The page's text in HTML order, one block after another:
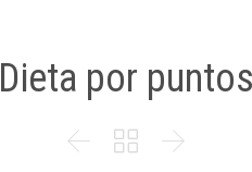
Dieta por puntos
  